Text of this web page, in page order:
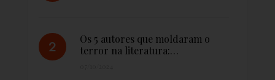
Os 5 autores que moldaram o
terror na literatura:…